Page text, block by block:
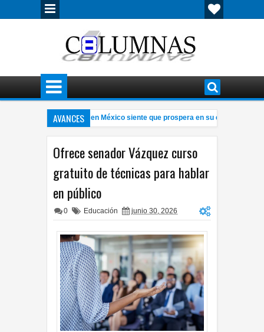
AVANCES
21% de trabajadores en México siente que prospera en su empleo
Ofrece senador Vázquez curso
gratuito de técnicas para hablar
en público
0 Educación junio 30, 2026